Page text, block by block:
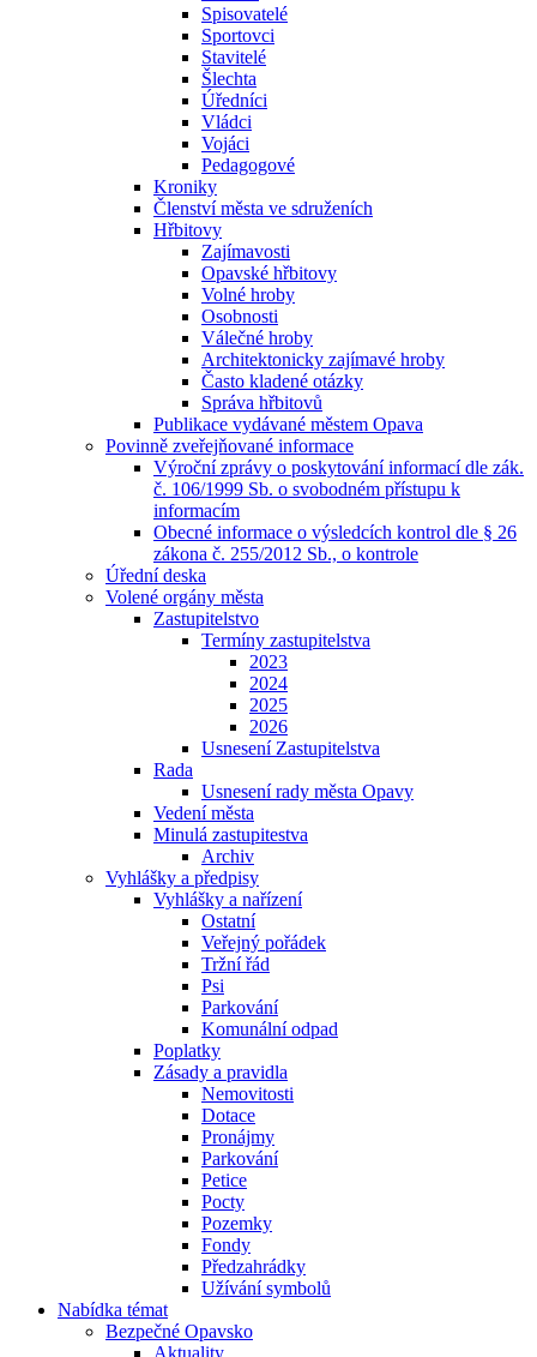
Spisovatelé
Sportovci
Stavitelé
Šlechta
Úředníci
Vládci
Vojáci
Pedagogové
Kroniky
Členství města ve sdruženích
Hřbitovy
Zajímavosti
Opavské hřbitovy
Volné hroby
Osobnosti
Válečné hroby
Architektonicky zajímavé hroby
Často kladené otázky
Správa hřbitovů
Publikace vydávané městem Opava
Povinně zveřejňované informace
Výroční zprávy o poskytování informací dle zák.
č. 106/1999 Sb. o svobodném přístupu k
informacím
Obecné informace o výsledcích kontrol dle § 26
zákona č. 255/2012 Sb., o kontrole
Úřední deska
Volené orgány města
Zastupitelstvo
Termíny zastupitelstva
2023
2024
2025
2026
Usnesení Zastupitelstva
Rada
Usnesení rady města Opavy
Vedení města
Minulá zastupitestva
Archiv
Vyhlášky a předpisy
Vyhlášky a nařízení
Ostatní
Veřejný pořádek
Tržní řád
Psi
Parkování
Komunální odpad
Poplatky
Zásady a pravidla
Nemovitosti
Dotace
Pronájmy
Parkování
Petice
Pocty
Pozemky
Fondy
Předzahrádky
Užívání symbolů
Nabídka témat
Bezpečné Opavsko